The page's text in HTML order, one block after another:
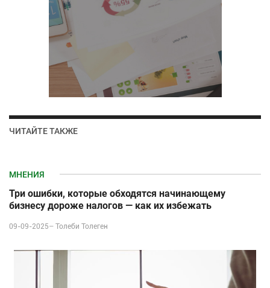
ЧИТАЙТЕ ТАКЖЕ
МНЕНИЯ
Три ошибки, которые обходятся начинающему
бизнесу дороже налогов — как их избежать
09-09-2025– Толеби Толеген